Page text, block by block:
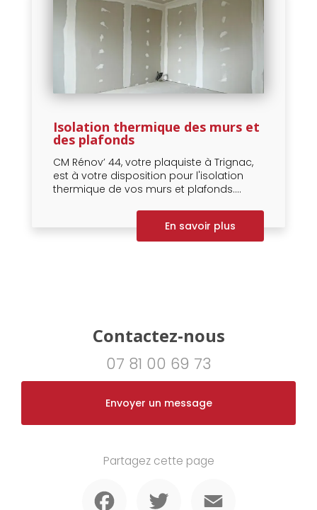
Isolation thermique des murs et
des plafonds
CM Rénov’ 44, votre plaquiste à Trignac,
est à votre disposition pour l'isolation
thermique de vos murs et plafonds....
En savoir plus
Contactez-nous
07 81 00 69 73
Envoyer un message
Partagez cette page